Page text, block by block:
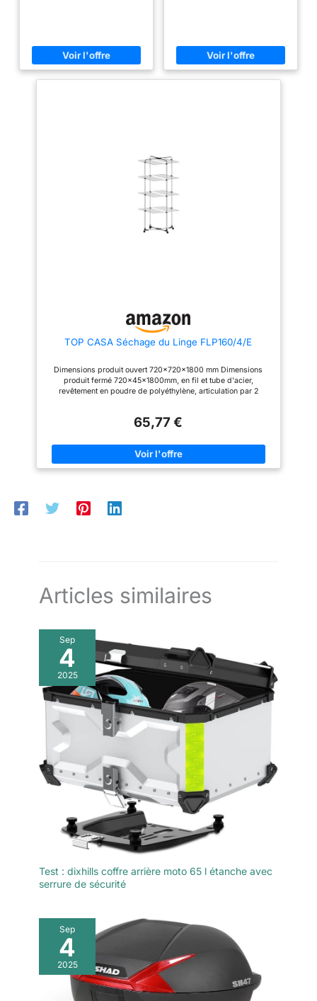
TOP CASA Séchage du Linge FLP160/4/E
Dimensions produit ouvert 720x720x1800 mm Dimensions
produit fermé 720x45x1800mm, en fil et tube d'acier,
revêtement en poudre de polyéthylène, articulation par 2
65,77 €
Articles similaires
Sep
4
2025
Test : dixhills coffre arrière moto 65 l étanche avec
serrure de sécurité
Sep
4
2025